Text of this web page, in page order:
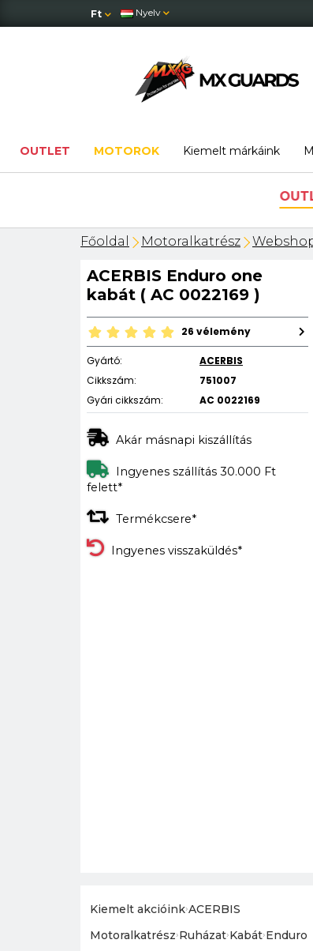
Ft Nyelv
OUTLET MOTOROK Kiemelt márkáink
Főoldal Motoralkatrész
ACERBIS Enduro one
kabát ( AC 0022169 )
26 vélemény
Gyártó:
ACERBIS
Cikkszám:
751007
Gyári cikkszám:
AC 0022169
Akár másnapi kiszállítás
Ingyenes szállítás 30.000 Ft
felett*
Termékcsere*
Ingyenes visszaküldés*
Kiemelt akcióink›ACERBIS
Motoralkatrész›Ruházat›Kabát›Enduro